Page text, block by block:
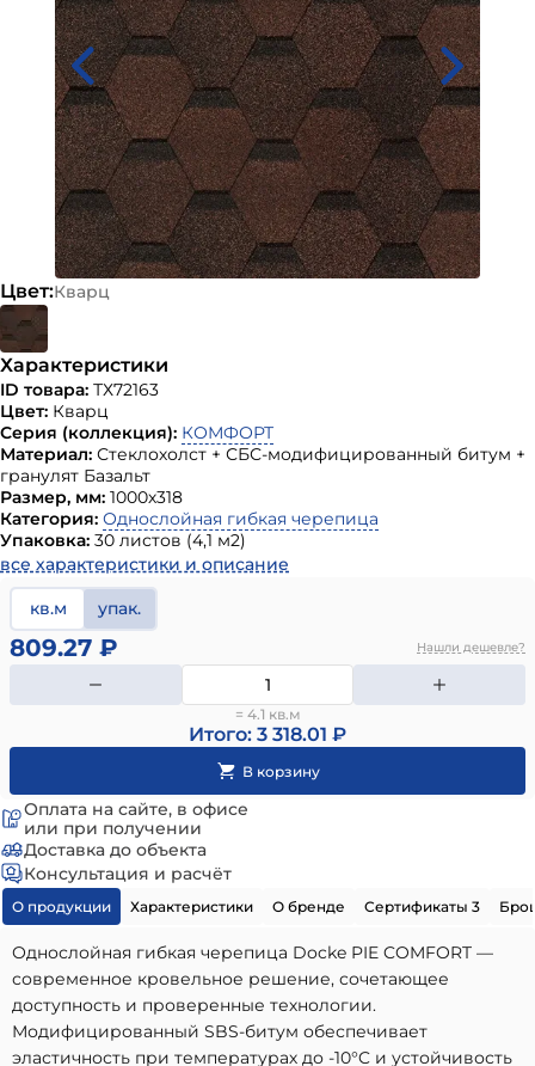
Цвет:Кварц
Характеристики
ID товара: ТХ72163
Цвет: Кварц
Серия (коллекция): КОМФОРТ
Материал: Стеклохолст + СБС-модифицированный битум +
гранулят Базальт
Размер, мм: 1000х318
Категория: Однослойная гибкая черепица
Упаковка: 30 листов (4,1 м2)
все характеристики и описание
кв.м упак.
809.27 ₽ Нашли дешевле?
= 4.1 кв.м
Итого: 3 318.01 ₽
Оплата на сайте, в офисе
или при получении
Доставка до объекта
Консультация и расчёт
О продукции Характеристики О бренде Сертификаты 3
Однослойная гибкая черепица Docke PIE COMFORT —
современное кровельное решение, сочетающее
доступность и проверенные технологии.
Модифицированный SBS-битум обеспечивает
эластичность при температурах до -10°C и устойчивость